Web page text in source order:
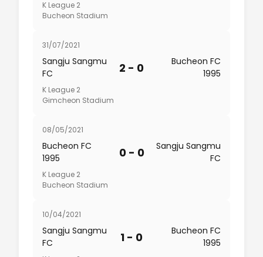
K League 2
Bucheon Stadium
31/07/2021
Sangju Sangmu
FC
2 - 0
Bucheon FC
1995
K League 2
Gimcheon Stadium
08/05/2021
Bucheon FC
1995
0 - 0
Sangju Sangmu
FC
K League 2
Bucheon Stadium
10/04/2021
Sangju Sangmu
FC
1 - 0
Bucheon FC
1995